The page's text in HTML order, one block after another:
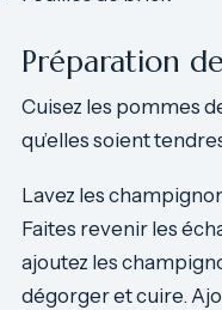
Préparation
Cuisez les pommes
qu’elles soient
Lavez les
Faites revenir les
ajoutez les
dégorger et cuire.